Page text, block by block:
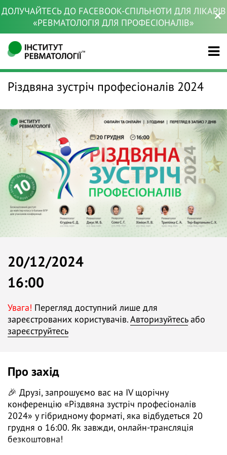
ДОЛУЧАЙТЕСЬ ДО FACEBOOK-СПІЛЬНОТИ ДЛЯ ЛІКАРІВ
«РЕВМАТОЛОГІЯ ДЛЯ ПРОФЕСІОНАЛІВ»
Різдвяна зустріч професіоналів 2024
20/12/2024
16:00
Увага! Перегляд доступний лише для
зареєстрованих користувачів.Авторизуйтесьабо
зареєструйтесь
Про захід
🎉 Друзі, запрошуємо вас на ІV щорічну
конференцію «Різдвяна зустріч професіоналів
2024» у гібридному форматі, яка відбудеться 20
грудня о 16:00. Як завжди, онлайн-трансляція
безкоштовна!